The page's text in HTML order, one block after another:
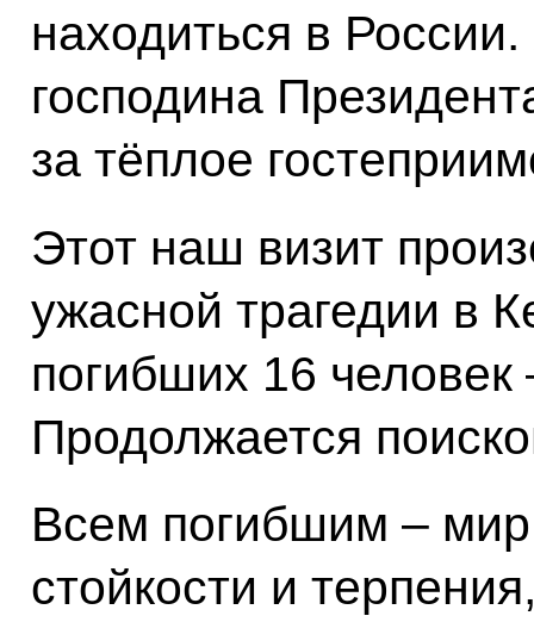
находиться в
господина
за тёплое
Этот наш визит
ужасной трагедии в
погибших 16
Продолжается
Всем погибшим –
стойкости и